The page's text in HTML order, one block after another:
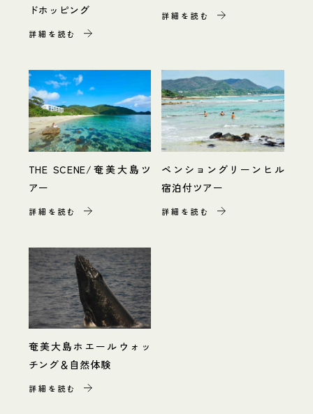
ドホッピング
詳細を読む
詳細を読む
THE SCENE/奄美大島ツ
アー
詳細を読む
ペンショングリーンヒル
宿泊付ツアー
詳細を読む
奄美大島ホエールウォッ
チング＆自然体験
詳細を読む